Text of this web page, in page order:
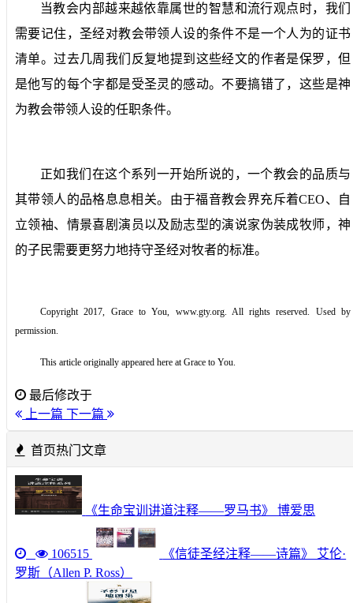
当教会内部越来越依靠属世的智慧和流行观点时，我们
需要记住，圣经对教会带领人设的条件不是一个人为的证书
清单。过去几周我们反复地提到这些经文的作者是保罗，但
是他写的每个字都是受圣灵的感动。不要搞错了，这些是神
为教会带领人设的任职条件。
正如我们在这个系列一开始所说的，一个教会的品质与
其带领人的品格息息相关。由于福音教会界充斥着CEO、自
立领袖、情景喜剧演员以及励志型的演说家伪装成牧师，神
的子民需要更努力地持守圣经对牧者的标准。
Copyright 2017, Grace to You, www.gty.org. All rights reserved. Used by
permission.
This article originally appeared here at Grace to You.
最后修改于
上一篇 下一篇
首页热门文章
《生命宝训讲道注释——罗马书》 博爱思
106515
《信徒圣经注释——诗篇》 艾伦·
罗斯（Allen P. Ross）